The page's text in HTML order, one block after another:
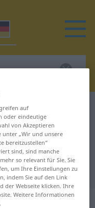
ekumenie
auf
oder eindeutige
von Akzeptieren
unter „Wir und unsere
bereitzustellen“
sind, sind manche
so relevant für Sie. Sie
um Ihre Einstellungen zu
indem Sie auf den Link
der Webseite klicken. Ihre
Weitere Informationen